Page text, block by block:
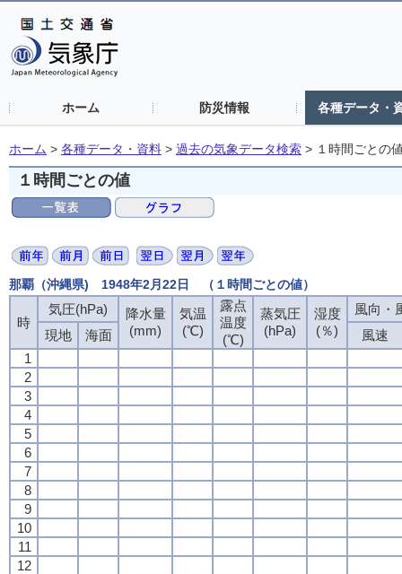
ホーム 防災情報 各種データ・
ホーム > 各種データ・資料 > 過去の気象データ検索 > １時間ごとの
１時間ごとの値
那覇（沖縄県) 1948年2月22日 （１時間ごとの値）
時
気圧(hPa)
降水量
(mm)
気温
(℃)
露点
温度
(℃)
蒸気圧
(hPa)
湿度
(％)
風向・
現地
海面
風速
1
2
3
4
5
6
7
8
9
10
11
12